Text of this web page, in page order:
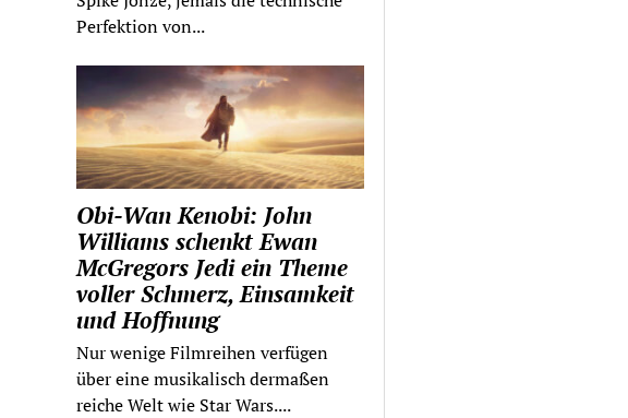
Perfektion von...
Obi-Wan Kenobi: John
Williams schenkt Ewan
McGregors Jedi ein Theme
voller Schmerz, Einsamkeit
und Hoffnung
Nur wenige Filmreihen verfügen
über eine musikalisch dermaßen
reiche Welt wie Star Wars....